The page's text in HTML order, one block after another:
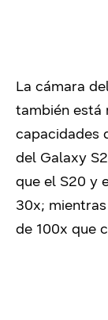
La cámara
también está
capacidades
del Galaxy
que el S20 y
30x;
de 100x que